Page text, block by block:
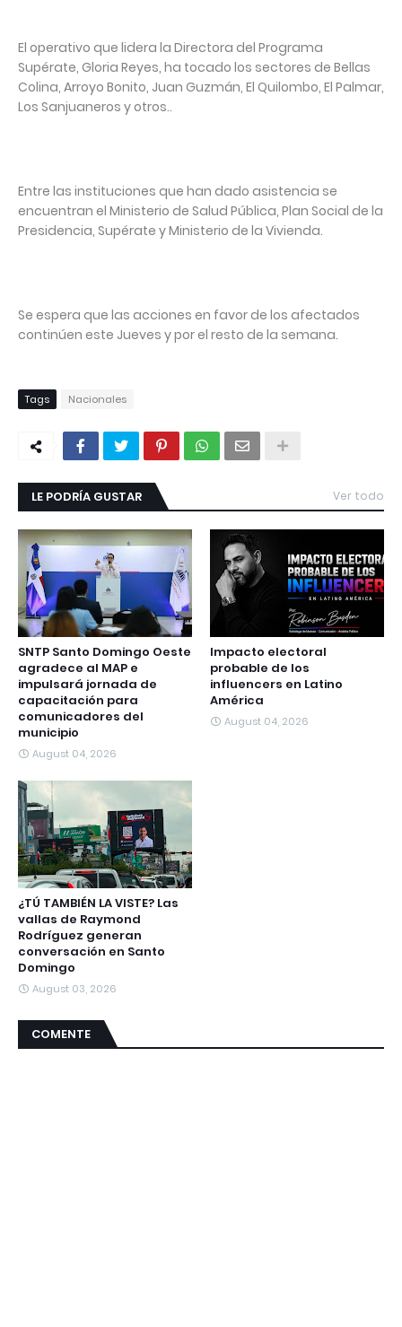
El operativo que lidera la Directora del Programa
Supérate, Gloria Reyes, ha tocado los sectores de Bellas
Colina, Arroyo Bonito, Juan Guzmán, El Quilombo, El Palmar,
Los Sanjuaneros y otros..
Entre las instituciones que han dado asistencia se
encuentran el Ministerio de Salud Pública, Plan Social de la
Presidencia, Supérate y Ministerio de la Vivienda.
Se espera que las acciones en favor de los afectados
continúen este Jueves y por el resto de la semana.
Tags Nacionales
LE PODRÍA GUSTAR Ver todo
SNTP Santo Domingo Oeste
agradece al MAP e
impulsará jornada de
capacitación para
comunicadores del
municipio
August 04, 2026
Impacto electoral
probable de los
influencers en Latino
América
August 04, 2026
¿TÚ TAMBIÉN LA VISTE? Las
vallas de Raymond
Rodríguez generan
conversación en Santo
Domingo
August 03, 2026
COMENTE